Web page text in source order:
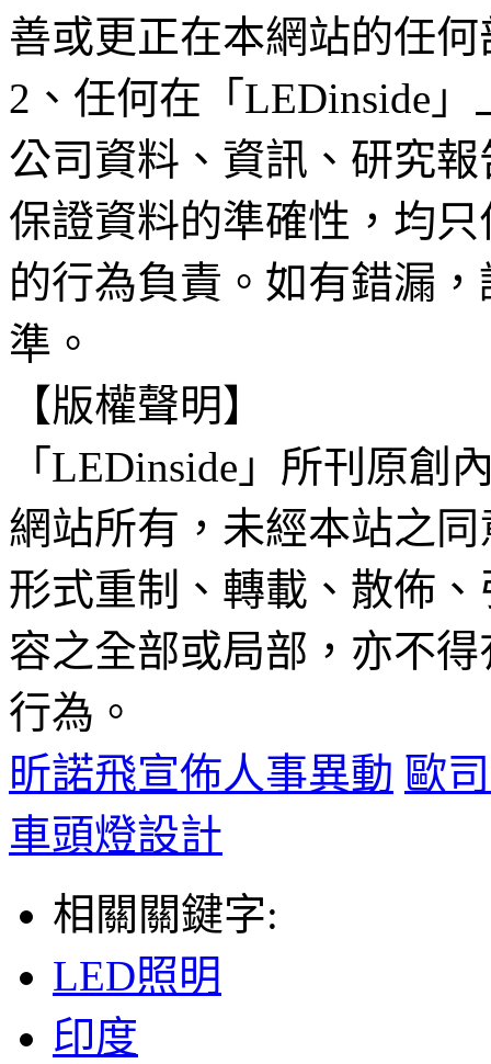
善或更正在本網站的任
2、任何在「LEDinside
公司資料、資訊、研究
保證資料的準確性，均
的行為負責。如有錯漏
準。
【版權聲明】
「LEDinside」所刊原創
網站所有，未經本站之
形式重制、轉載、散佈
容之全部或局部，亦不
行為。
昕諾飛宣佈人事異動 歐
車頭燈設計
相關關鍵字:
LED照明
印度